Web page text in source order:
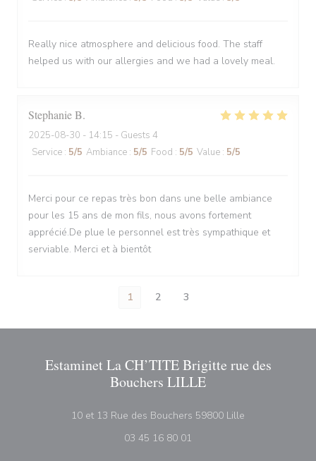
Really nice atmosphere and delicious food. The staff
helped us with our allergies and we had a lovely meal.
StephanieB
2025-08-30 - 14:15 - Guests 4
Service : 5/5 Ambiance : 5/5 Food : 5/5 Value : 5/5
Merci pour ce repas très bon dans une belle ambiance
pour les 15 ans de mon fils, nous avons fortement
apprécié.De plue le personnel est très sympathique et
serviable. Merci et à bientôt
1 2 3
Estaminet La CH’TITE Brigitte rue des
Bouchers LILLE
10 et 13 Rue des Bouchers 59800 Lille
03 45 16 80 01